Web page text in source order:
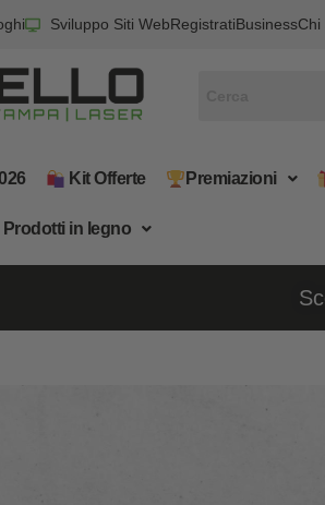
Sviluppo Siti WebRegistratiBusinessChi
​ Kit Offerte Premiazioni
​Prodotti in legno